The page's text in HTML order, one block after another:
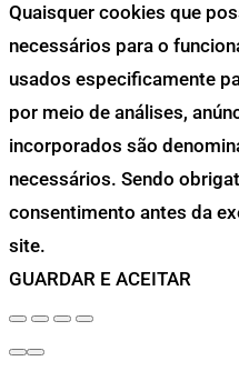
Quaisquer cookies que
necessários para o
usados especificamente
por meio de análises,
incorporados são
necessários. Sendo
consentimento antes da
site.
GUARDAR E ACEITAR